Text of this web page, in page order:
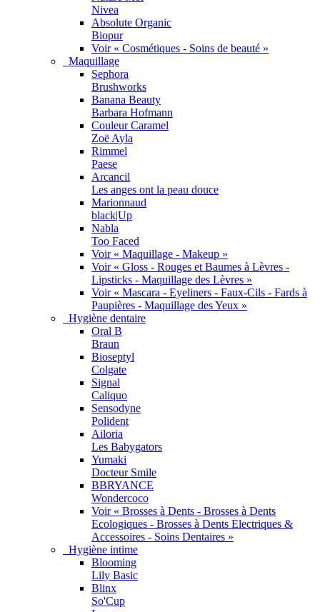
Nivea
Absolute Organic
Biopur
Voir « Cosmétiques - Soins de beauté »
Maquillage
Sephora
Brushworks
Banana Beauty
Barbara Hofmann
Couleur Caramel
Zoë Ayla
Rimmel
Paese
Arcancil
Les anges ont la peau douce
Marionnaud
black|Up
Nabla
Too Faced
Voir « Maquillage - Makeup »
Voir « Gloss - Rouges et Baumes à Lèvres -
Lipsticks - Maquillage des Lèvres »
Voir « Mascara - Eyeliners - Faux-Cils - Fards à
Paupières - Maquillage des Yeux »
Hygiène dentaire
Oral B
Braun
Bioseptyl
Colgate
Signal
Caliquo
Sensodyne
Polident
Ailoria
Les Babygators
Yumaki
Docteur Smile
BBRYANCE
Wondercoco
Voir « Brosses à Dents - Brosses à Dents
Ecologiques - Brosses à Dents Electriques &
Accessoires - Soins Dentaires »
Hygiène intime
Blooming
Lily Basic
Blinx
So'Cup